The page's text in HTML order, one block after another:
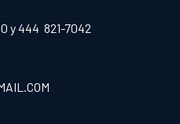
y 444 821-7042